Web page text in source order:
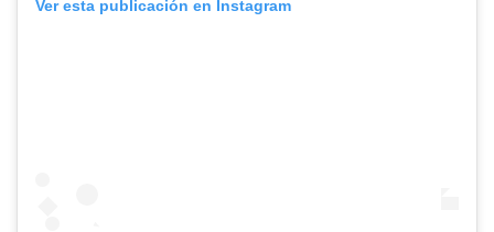
Ver esta publicación en Instagram